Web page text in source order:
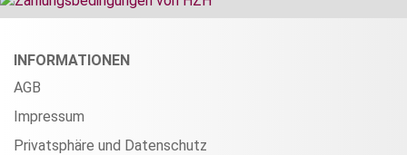
INFORMATIONEN
AGB
Impressum
Privatsphäre und Datenschutz